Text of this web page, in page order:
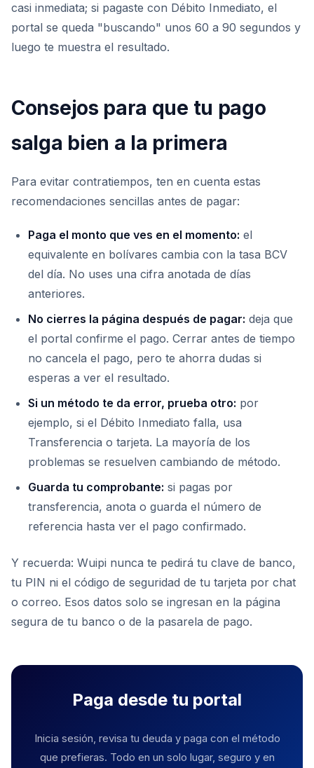
casi inmediata; si pagaste con Débito Inmediato, el
portal se queda "buscando" unos 60 a 90 segundos y
luego te muestra el resultado.
Consejos para que tu pago
salga bien a la primera
Para evitar contratiempos, ten en cuenta estas
recomendaciones sencillas antes de pagar:
Paga el monto que ves en el momento: el
equivalente en bolívares cambia con la tasa BCV
del día. No uses una cifra anotada de días
anteriores.
No cierres la página después de pagar: deja que
el portal confirme el pago. Cerrar antes de tiempo
no cancela el pago, pero te ahorra dudas si
esperas a ver el resultado.
Si un método te da error, prueba otro: por
ejemplo, si el Débito Inmediato falla, usa
Transferencia o tarjeta. La mayoría de los
problemas se resuelven cambiando de método.
Guarda tu comprobante: si pagas por
transferencia, anota o guarda el número de
referencia hasta ver el pago confirmado.
Y recuerda: Wuipi nunca te pedirá tu clave de banco,
tu PIN ni el código de seguridad de tu tarjeta por chat
o correo. Esos datos solo se ingresan en la página
segura de tu banco o de la pasarela de pago.
Paga desde tu portal
Inicia sesión, revisa tu deuda y paga con el método
que prefieras. Todo en un solo lugar, seguro y en